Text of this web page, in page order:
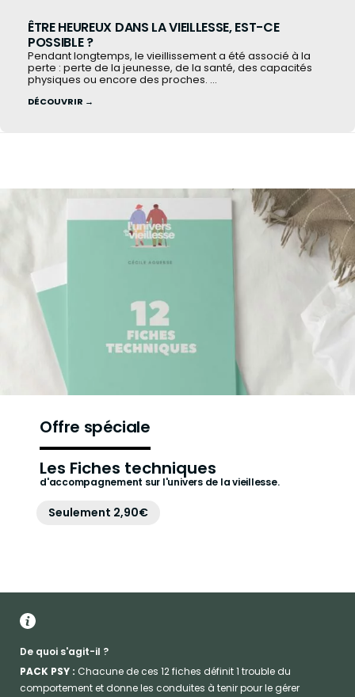
ÊTRE HEUREUX DANS LA VIEILLESSE, EST-CE
POSSIBLE ?
Pendant longtemps, le vieillissement a été associé à la
perte : perte de la jeunesse, de la santé, des capacités
physiques ou encore des proches. ...
DÉCOUVRIR →
Offre spéciale
Les Fiches techniques
d'accompagnement sur l'univers de la vieillesse.
Seulement 2,90€
De quoi s'agit-il ?
PACK PSY : Chacune de ces 12 fiches définit 1 trouble du
comportement et donne les conduites à tenir pour le gérer